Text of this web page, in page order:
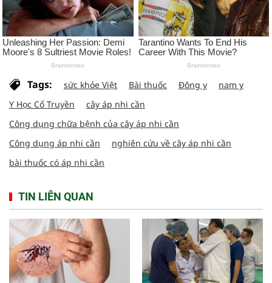
Tags: sức khỏe Việt Bài thuốc Đông y
nam y
Y Học Cổ Truyền
cây áp nhi cần
Công dụng chữa bệnh của cây áp nhi cần
Công dụng áp nhi cần
nghiên cứu về cây áp nhi cần
bài thuốc có áp nhi cần
TIN LIÊN QUAN